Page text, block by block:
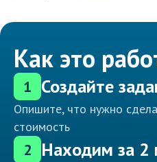
Как это
1 Создайте
Опишите, что нужно
стоимость
2 Находим за 2